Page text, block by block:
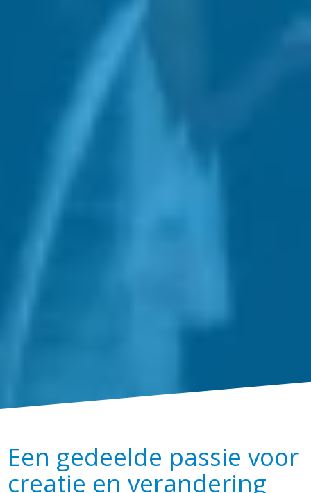
Een gedeelde passie voor
creatie en verandering